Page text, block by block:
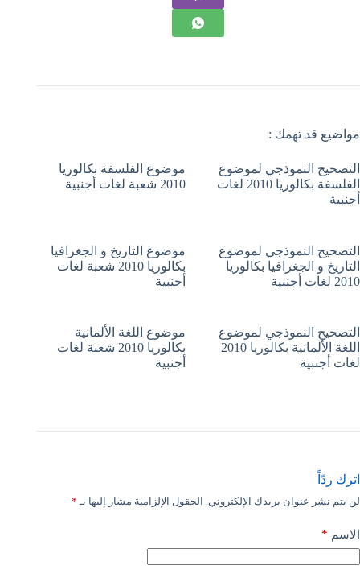
مواضيع قد تهمك :
التصحيح النموذجي لموضوع
الفلسفة بكالوريا 2010 لغات
أجنبية
موضوع الفلسفة بكالوريا
2010 شعبة لغات أجنبية
التصحيح النموذجي لموضوع
التاريخ و الجغرافيا بكالوريا
2010 لغات أجنبية
موضوع التاريخ و الجغرافيا
بكالوريا 2010 شعبة لغات
أجنبية
التصحيح النموذجي لموضوع
اللغة الألمانية بكالوريا 2010
لغات أجنبية
موضوع اللغة الألمانية
بكالوريا 2010 شعبة لغات
أجنبية
اترك ردّاً
لن يتم نشر عنوان بريدك الإلكتروني. الحقول الإلزامية مشار إليها بـ *
الاسم *